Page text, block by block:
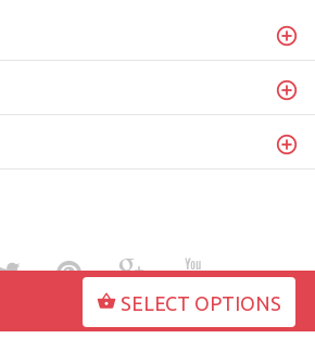
SELECT OPTIONS
www.fordogtrainersjapan.com